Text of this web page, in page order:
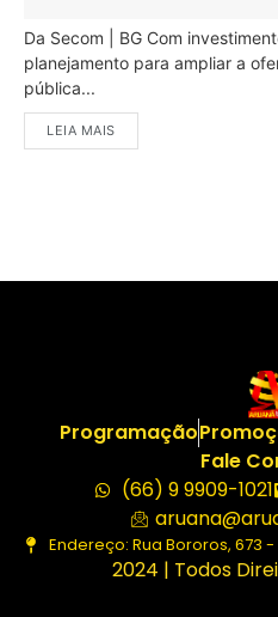
Da Secom | BG Com
planejamento para ampliar a
pública...
LEIA MAIS
Programação
Fale
(66) 9 9909-1021
Endereço: Rua Bororos, 673
2024 | Todos